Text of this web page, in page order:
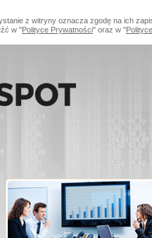
z witryny oznacza zgodę na ich
w "Polityce Prywatności" oraz w "